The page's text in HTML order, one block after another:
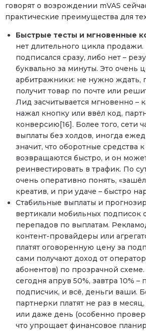
говорят о возрождении mVAS
практические преимущества для
Быстрые тесты и мгновенные
нет длительного цикла продажи.
подписался сразу, либо нет –
буквально за минуты. Это очень
арбитражники: не нужно ждать,
получит товар по почте или
Лид засчитывается мгновенно –
нажал кнопку или ввёл код,
конверсию[16]. Более того, сети
выплаты без холдов, иногда
значит, что оборотные средства
возвращаются быстро, и он
реинвестировать в трафик. По
очень оперативно понять,
креатив, и при удаче – быстро
Стабильные выплаты и
вертикали мобильных подписок
перепадов по выплатам.
контент-провайдеры или
платят оговоренную цену за
сами получают доход от
абонентов) по прозрачной схеме.
сегодня апрув 50%, завтра 10% –
подписчик, и всё, деньги ваши.
партнерки платят не раз в
или даже день (особенно
что упрощает финансовое